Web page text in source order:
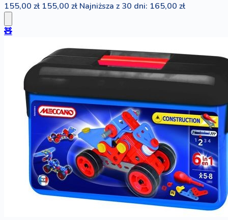
155,00 zł 155,00 zł Najniższa z 30 dni: 165,00 zł
🧸